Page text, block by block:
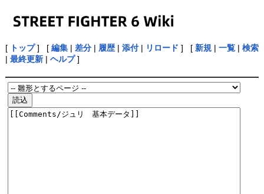
[ トップ] [ 編集| 差分| 履歴| 添付| リロード ] [ 新規| 一覧| 検索
| 最終更新| ヘルプ]